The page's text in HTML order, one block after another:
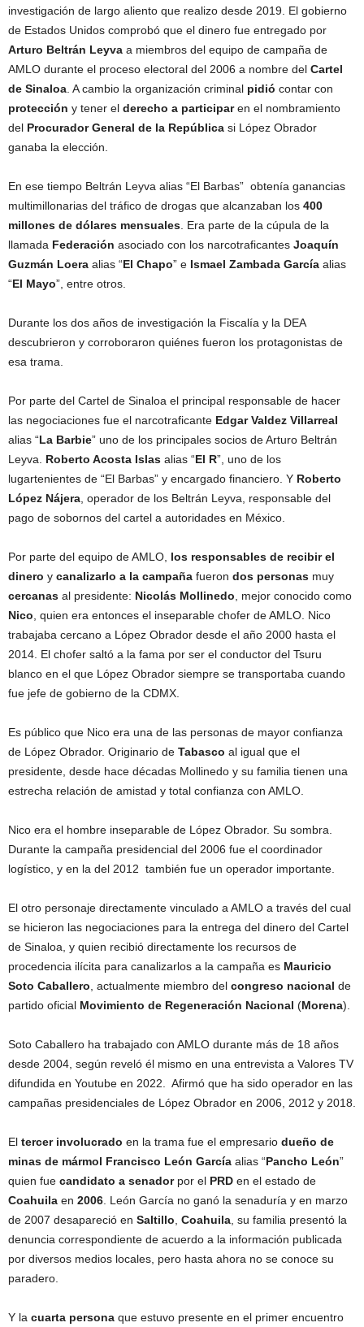
investigación de largo aliento que realizo desde 2019. El gobierno
de Estados Unidos comprobó que el dinero fue entregado por
Arturo Beltrán Leyva a miembros del equipo de campaña de
AMLO durante el proceso electoral del 2006 a nombre del Cartel
de Sinaloa . A cambio la organización criminal pidió contar con
protección y tener el derecho a participaren el nombramiento
del Procurador General de la República si López Obrador
ganaba la elección.
En ese tiempo Beltrán Leyva alias “El Barbas” obtenía ganancias
multimillonarias del tráfico de drogas que alcanzaban los 400
millones de dólares mensuales . Era parte de la cúpula de la
llamada Federación asociado con los narcotraficantes Joaquín
Guzmán Loera alias “El Chapo” e Ismael Zambada García alias
“El Mayo”, entre otros.
Durante los dos años de investigación la Fiscalía y la DEA
descubrieron y corroboraron quiénes fueron los protagonistas de
esa trama.
Por parte del Cartel de Sinaloa el principal responsable de hacer
las negociaciones fue el narcotraficante Edgar Valdez Villarreal
alias “La Barbie” uno de los principales socios de Arturo Beltrán
Leyva. Roberto Acosta Islas alias “El R”, uno de los
lugartenientes de “El Barbas” y encargado financiero. Y Roberto
López Nájera , operador de los Beltrán Leyva, responsable del
pago de sobornos del cartel a autoridades en México.
Por parte del equipo de AMLO, los responsables de recibir el
dinero y canalizarlo a la campaña fueron dos personas muy
cercanas al presidente: Nicolás Mollinedo , mejor conocido como
Nico , quien era entonces el inseparable chofer de AMLO. Nico
trabajaba cercano a López Obrador desde el año 2000 hasta el
2014. El chofer saltó a la fama por ser el conductor del Tsuru
blanco en el que López Obrador siempre se transportaba cuando
fue jefe de gobierno de la CDMX.
Es público que Nico era una de las personas de mayor confianza
de López Obrador. Originario de Tabasco al igual que el
presidente, desde hace décadas Mollinedo y su familia tienen una
estrecha relación de amistad y total confianza con AMLO.
Nico era el hombre inseparable de López Obrador. Su sombra.
Durante la campaña presidencial del 2006 fue el coordinador
logístico, y en la del 2012 también fue un operador importante.
El otro personaje directamente vinculado a AMLO a través del cual
se hicieron las negociaciones para la entrega del dinero del Cartel
de Sinaloa, y quien recibió directamente los recursos de
procedencia ilícita para canalizarlos a la campaña es Mauricio
Soto Caballero , actualmente miembro del congreso nacional de
partido oficial Movimiento de Regeneración Nacional (Morena).
Soto Caballero ha trabajado con AMLO durante más de 18 años
desde 2004, según reveló él mismo en una entrevista a Valores TV
difundida en Youtube en 2022. Afirmó que ha sido operador en las
campañas presidenciales de López Obrador en 2006, 2012 y 2018.
El tercer involucrado en la trama fue el empresario dueño de
minas de mármol Francisco León García alias “Pancho León”
quien fue candidato a senadorpor el PRD en el estado de
Coahuila en 2006 . León García no ganó la senaduría y en marzo
de 2007 desapareció en Saltillo Coahuila , su familia presentó la
denuncia correspondiente de acuerdo a la información publicada
por diversos medios locales, pero hasta ahora no se conoce su
paradero.
Y la cuarta persona que estuvo presente en el primer encuentro